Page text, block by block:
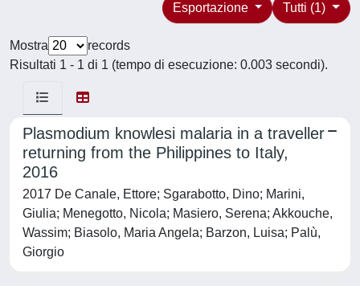
Tutti (1)
Esportazione
Mostra
records
Risultati 1 - 1 di 1 (tempo di esecuzione: 0.003 secondi).
Plasmodium knowlesi malaria in a traveller
returning from the Philippines to Italy,
2016
2017 De Canale, Ettore; Sgarabotto, Dino; Marini,
Giulia; Menegotto, Nicola; Masiero, Serena; Akkouche,
Wassim; Biasolo, Maria Angela; Barzon, Luisa; Palù,
Giorgio